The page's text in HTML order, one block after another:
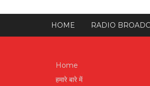
HOME RADIO
Home
हमारे बारे में